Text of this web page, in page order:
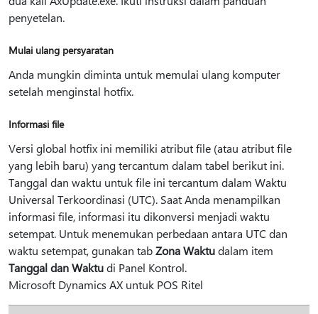
penyetelan.
Mulai ulang persyaratan
Anda mungkin diminta untuk memulai ulang komputer
setelah menginstal hotfix.
Informasi file
Versi global hotfix ini memiliki atribut file (atau atribut file
yang lebih baru) yang tercantum dalam tabel berikut ini.
Tanggal dan waktu untuk file ini tercantum dalam Waktu
Universal Terkoordinasi (UTC). Saat Anda menampilkan
informasi file, informasi itu dikonversi menjadi waktu
setempat. Untuk menemukan perbedaan antara UTC dan
waktu setempat, gunakan tabZona Waktudalam item
Tanggal dan Waktudi Panel Kontrol.
Microsoft Dynamics AX untuk POS Ritel